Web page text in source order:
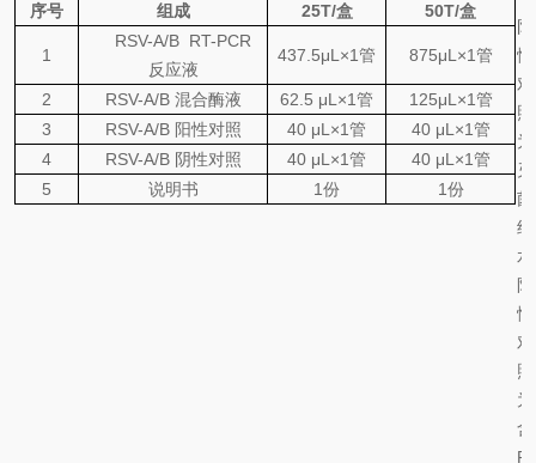
序号 组成 25T/盒 50T/盒
1
RSV-A/B RT-PCR
反应液
437.5μL×1管 875μL×1管
2 RSV-A/B 混合酶液 62.5 μL×1管 125μL×1管
3
RSV-A/B 阳性对照 40 μL×1管 40 μL×1管
4
RSV-A/B 阴性对照 40 μL×1管 40 μL×1管
5
说明书 1份 1份
阴
性
对
照
为
灭
菌
纯
水
阳
性
对
照
为
含
R